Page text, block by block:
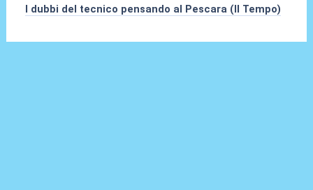
I dubbi del tecnico pensando al Pescara (Il Tempo)